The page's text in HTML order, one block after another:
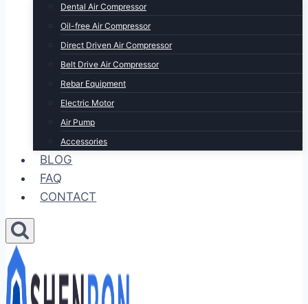
Dental Air Compressor
Oil-free Air Compressor
Direct Driven Air Compressor
Belt Drive Air Compressor
Rebar Equipment
Electric Motor
Air Pump
Accessories
BLOG
FAQ
CONTACT